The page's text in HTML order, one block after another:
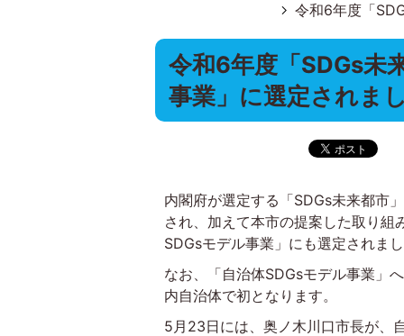
令和6年度「
令和6年度「SDGs未
事業」に選定されま
内閣府が選定する「SDGs未来都市
され、加えて本市の提案した取り組
SDGsモデル事業」にも選定されま
なお、「自治体SDGsモデル事業」
内自治体で初となります。
5月23日には、奥ノ木川口市長が、